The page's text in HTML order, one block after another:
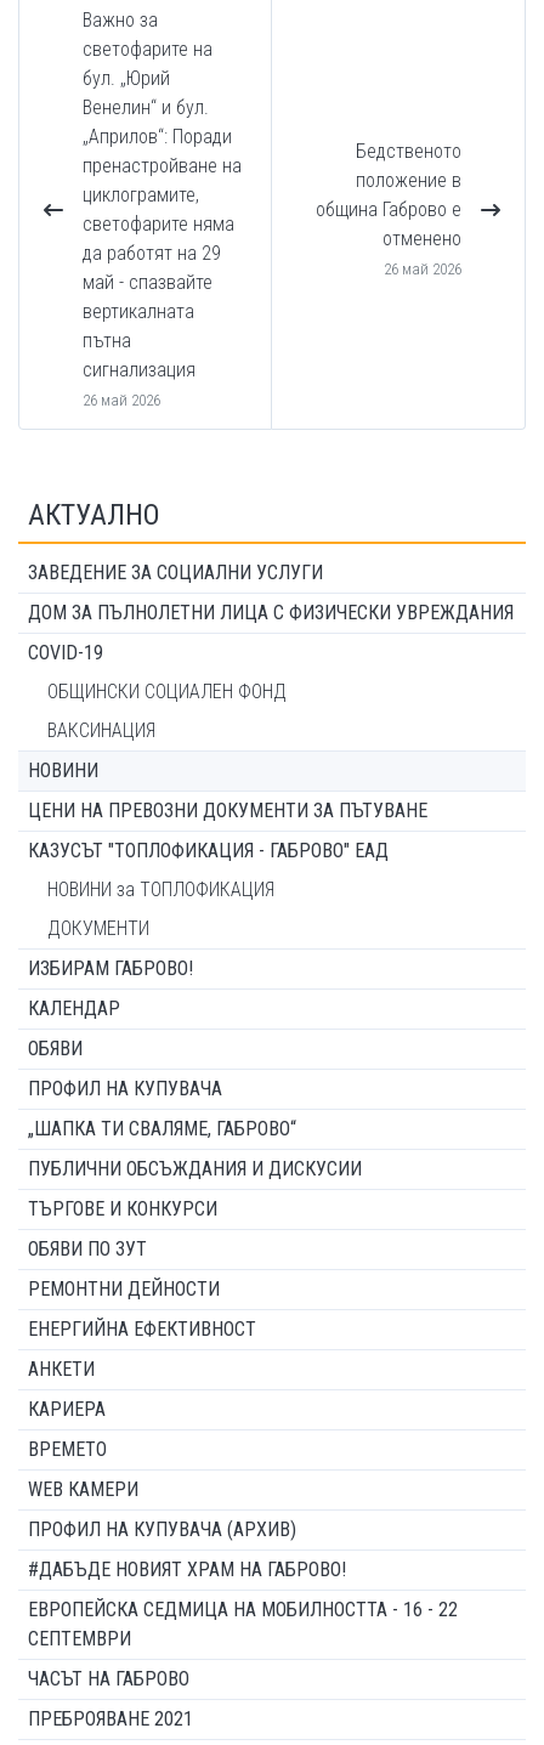
Важно за
светофарите на
бул. „Юрий
Венелин“ и бул.
„Априлов“: Поради
пренастройване на
циклограмите,
светофарите няма
да работят на 29
май - спазвайте
вертикалната
пътна
сигнализация
26 май 2026
Бедственото
положение в
община Габрово е
отменено
26 май 2026
АКТУАЛНО
ЗАВЕДЕНИЕ ЗА СОЦИАЛНИ УСЛУГИ
ДОМ ЗА ПЪЛНОЛЕТНИ ЛИЦА С ФИЗИЧЕСКИ УВРЕЖДАНИЯ
COVID-19
ОБЩИНСКИ СОЦИАЛЕН ФОНД
ВАКСИНАЦИЯ
НОВИНИ
ЦЕНИ НА ПРЕВОЗНИ ДОКУМЕНТИ ЗА ПЪТУВАНЕ
КАЗУСЪТ "ТОПЛОФИКАЦИЯ - ГАБРОВО" ЕАД
НОВИНИ за ТОПЛОФИКАЦИЯ
ДОКУМЕНТИ
ИЗБИРАМ ГАБРОВО!
КАЛЕНДАР
ОБЯВИ
ПРОФИЛ НА КУПУВАЧА
„ШАПКА ТИ СВАЛЯМЕ, ГАБРОВО“
ПУБЛИЧНИ ОБСЪЖДАНИЯ И ДИСКУСИИ
ТЪРГОВЕ И КОНКУРСИ
ОБЯВИ ПО ЗУТ
РЕМОНТНИ ДЕЙНОСТИ
ЕНЕРГИЙНА ЕФЕКТИВНОСТ
АНКЕТИ
КАРИЕРА
ВРЕМЕТО
WEB КАМЕРИ
ПРОФИЛ НА КУПУВАЧА (АРХИВ)
#ДАБЪДЕ НОВИЯТ ХРАМ НА ГАБРОВО!
ЕВРОПЕЙСКА СЕДМИЦА НА МОБИЛНОСТТА - 16 - 22
СЕПТЕМВРИ
ЧАСЪТ НА ГАБРОВО
ПРЕБРОЯВАНЕ 2021